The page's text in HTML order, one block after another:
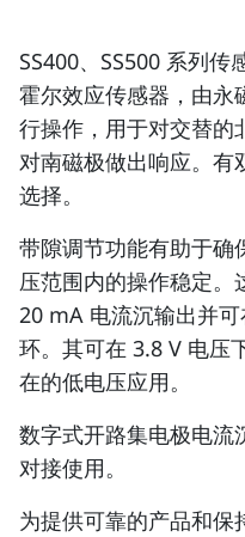
SS400、SS500 系列
霍尔效应传感器，由永
行操作，用于对交替的
对南磁极做出响应。有
选择。
带隙调节功能有助于确
压范围内的操作稳定。
20 mA 电流沉输出并
环。其可在 3.8 V 电压
在的低电压应用。
数字式开路集电极电流
对接使用。
为提供可靠的产品和保